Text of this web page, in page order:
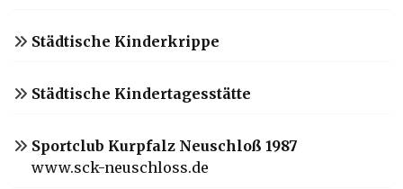
Städtische Kinderkrippe
Städtische Kindertagesstätte
Sportclub Kurpfalz Neuschloß 1987
www.sck-neuschloss.de